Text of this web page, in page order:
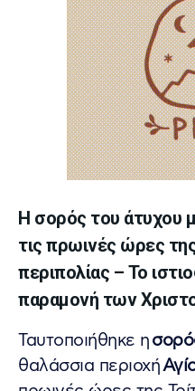
Η σορός του άτυχου
τις πρωινές ώρες
περιπολίας – Το
παραμονή των
Ταυτοποιήθηκε η
θαλάσσια περιοχή